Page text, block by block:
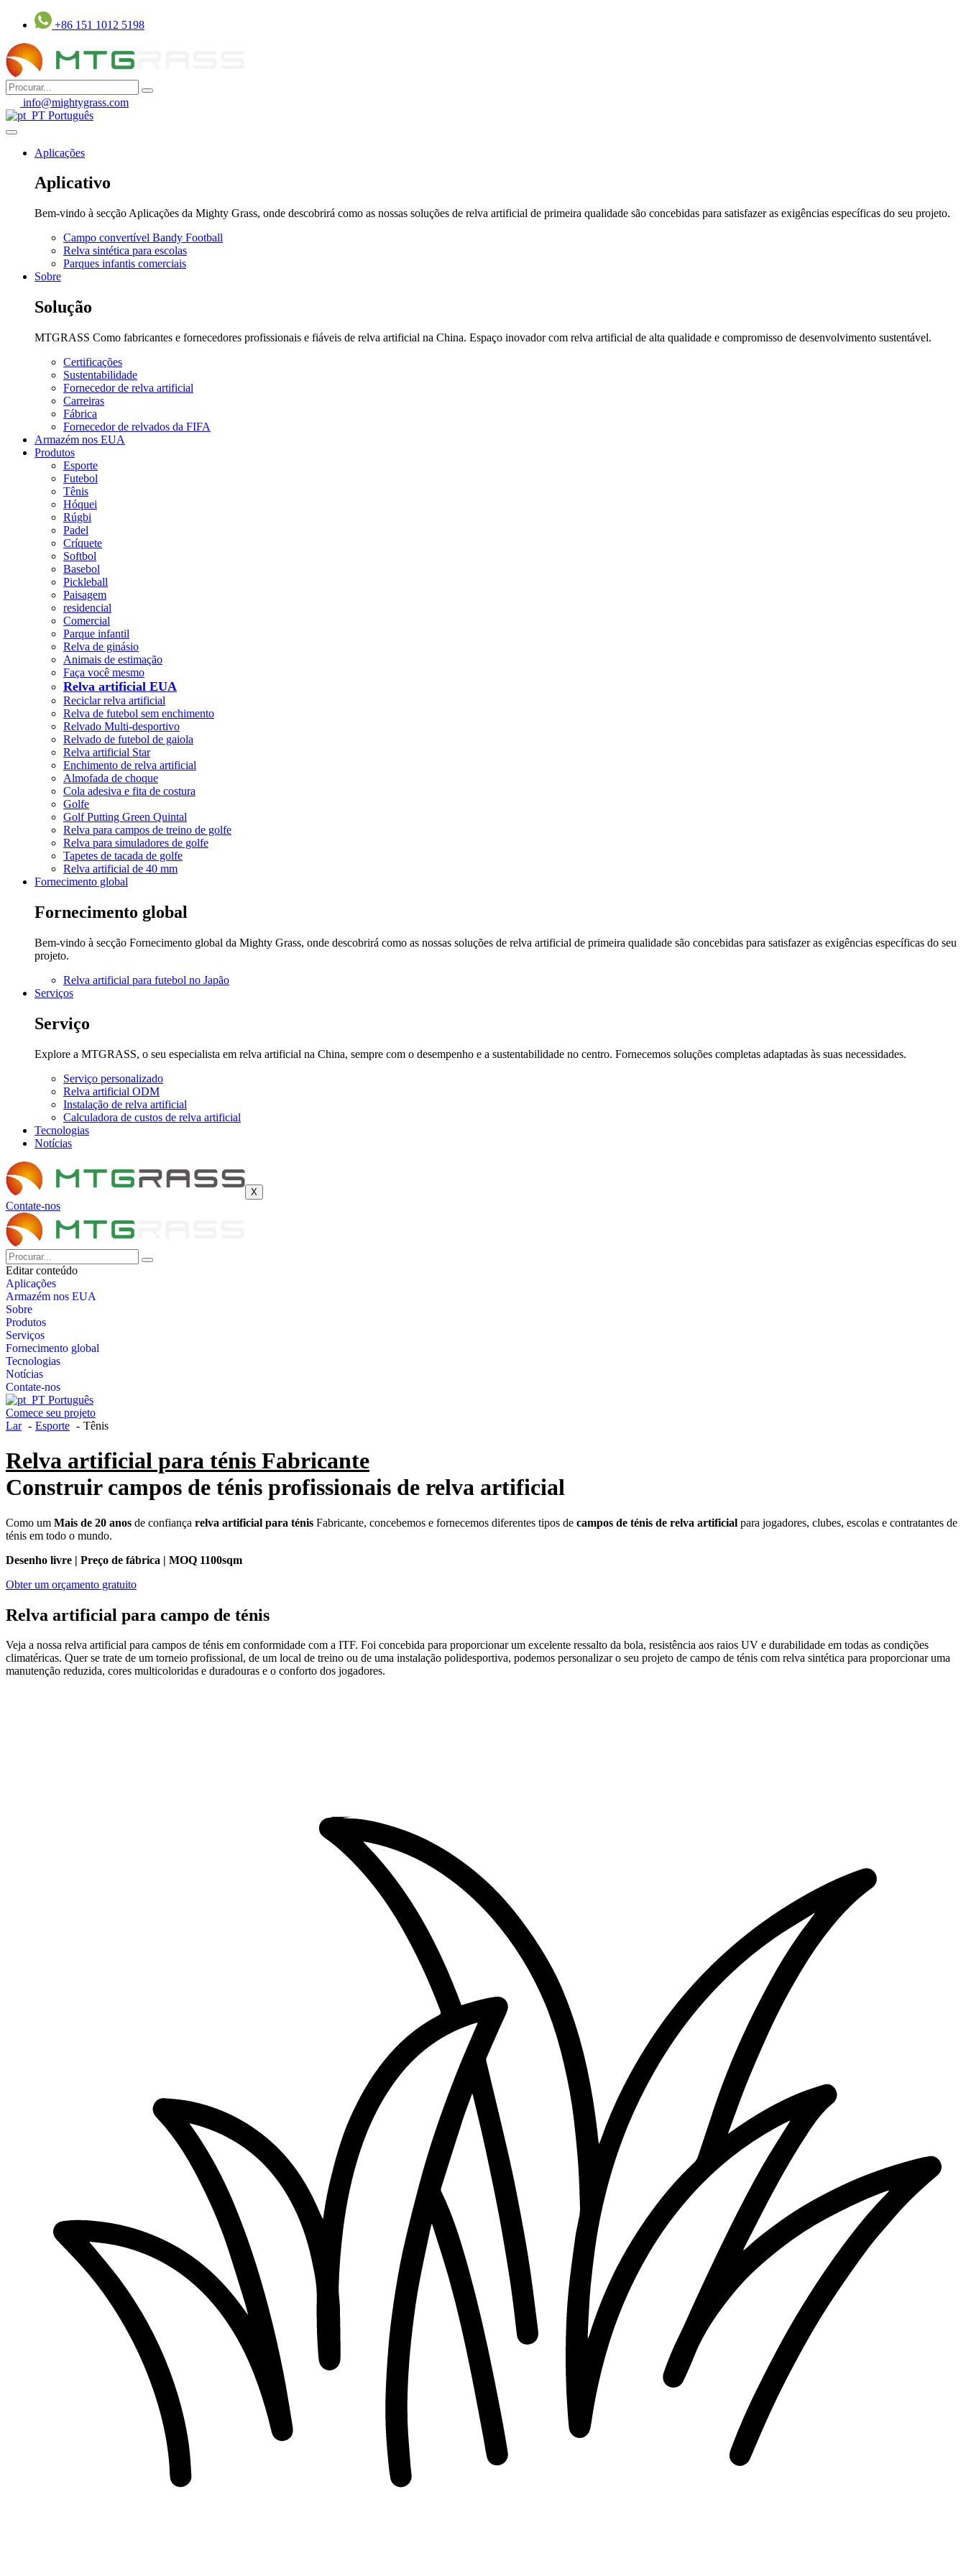
para
conteúdo
+86 151 1012 5198
info@mightygrass.com
Português
Aplicações
Aplicativo
Bem-vindo à secção Aplicações da Mighty Grass, onde descobrirá como as nossas soluções de relva artificial de primeira qualidade são concebidas para satisfazer as exigências específicas do seu projeto.
Campo convertível Bandy Football
Relva sintética para escolas
Parques infantis comerciais
Sobre
Solução
MTGRASS Como fabricantes e fornecedores profissionais e fiáveis de relva artificial na China. Espaço inovador com relva artificial de alta qualidade e compromisso de desenvolvimento sustentável.
Certificações
Sustentabilidade
Fornecedor de relva artificial
Carreiras
Fábrica
Fornecedor de relvados da FIFA
Armazém nos EUA
Produtos
Esporte
Futebol
Tênis
Hóquei
Rúgbi
Padel
Críquete
Softbol
Basebol
Pickleball
Paisagem
residencial
Comercial
Parque infantil
Relva de ginásio
Animais de estimação
Faça você mesmo
Relva artificial EUA
Reciclar relva artificial
Relva de futebol sem enchimento
Relvado Multi-desportivo
Relvado de futebol de gaiola
Relva artificial Star
Enchimento de relva artificial
Almofada de choque
Cola adesiva e fita de costura
Golfe
Golf Putting Green Quintal
Relva para campos de treino de golfe
Relva para simuladores de golfe
Tapetes de tacada de golfe
Relva artificial de 40 mm
Fornecimento global
Fornecimento global
Bem-vindo à secção Fornecimento global da Mighty Grass, onde descobrirá como as nossas soluções de relva artificial de primeira qualidade são concebidas para satisfazer as exigências específicas do seu
projeto.
Relva artificial para futebol no Japão
Serviços
Serviço
Explore a MTGRASS, o seu especialista em relva artificial na China, sempre com o desempenho e a sustentabilidade no centro. Fornecemos soluções completas adaptadas às suas necessidades.
Serviço personalizado
Relva artificial ODM
Instalação de relva artificial
Calculadora de custos de relva artificial
Tecnologias
Notícias
X
Contate-nos
Editar conteúdo
Aplicações
Armazém nos EUA
Sobre
Produtos
Serviços
Fornecimento global
Tecnologias
Notícias
Contate-nos
Português
Comece seu projeto
Lar
Esporte Tênis
Relva artificial para ténis Fabricante
Construir campos de ténis profissionais de relva artificial
Como um Mais de 20 anos de confiança relva artificial para ténis Fabricante, concebemos e fornecemos diferentes tipos de campos de ténis de relva artificial para jogadores, clubes, escolas e contratantes de
ténis em todo o mundo.
Desenho livre | Preço de fábrica | MOQ 1100sqm
Obter um orçamento gratuito
Relva artificial para campo de ténis
Veja a nossa relva artificial para campos de ténis em conformidade com a ITF. Foi concebida para proporcionar um excelente ressalto da bola, resistência aos raios UV e durabilidade em todas as condições
climatéricas. Quer se trate de um torneio profissional, de um local de treino ou de uma instalação polidesportiva, podemos personalizar o seu projeto de campo de ténis com relva sintética para proporcionar uma
manutenção reduzida, cores multicoloridas e duradouras e o conforto dos jogadores.